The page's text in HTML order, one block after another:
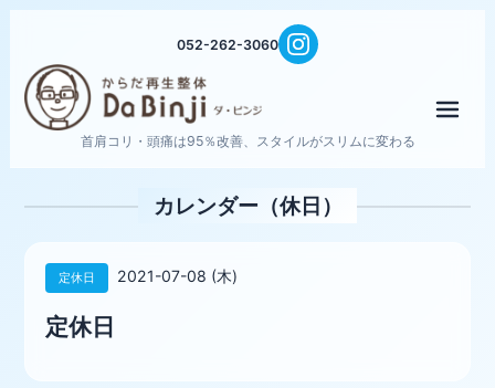
052-262-3060
首肩コリ・頭痛は95％改善、スタイルがスリムに変わる
カレンダー（休日）
定休日 2021-07-08 (木)
定休日